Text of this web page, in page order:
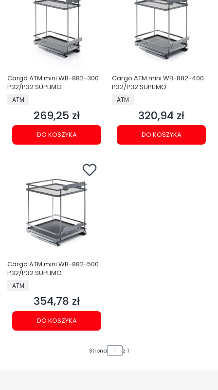
Cargo ATM mini WB-882-300
P32/P32 SUPLIMO
PRODUCENT
ATM
Cena
269,25 zł
DO KOSZYKA
Cargo ATM mini WB-882-400
P32/P32 SUPLIMO
PRODUCENT
ATM
Cena
320,94 zł
DO KOSZYKA
Cargo ATM mini WB-882-500
P32/P32 SUPLIMO
PRODUCENT
ATM
Cena
354,78 zł
DO KOSZYKA
Strona z 1